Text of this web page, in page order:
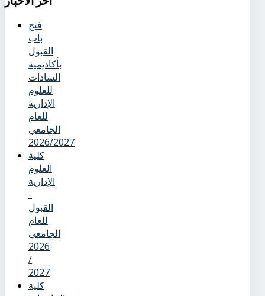
فتح
باب
القبول
بأكاديمية
السادات
للعلوم
الإدارية
للعام
الجامعي
2026/2027
كلية
العلوم
الإدارية
-
القبول
للعام
الجامعي
2026
/
2027
كلية